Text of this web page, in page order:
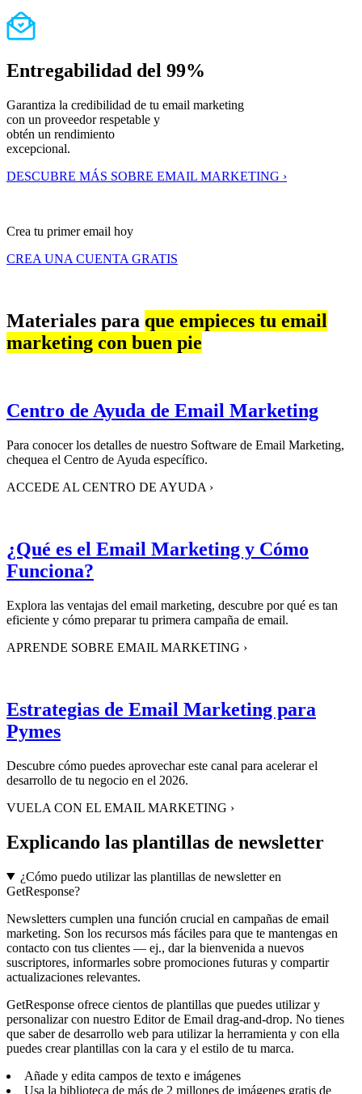
Entregabilidad del 99%
Garantiza la credibilidad de tu email marketing
con un proveedor respetable y
obtén un rendimiento
excepcional.
DESCUBRE MÁS SOBRE EMAIL MARKETING ›
Crea tu primer email hoy
CREA UNA CUENTA GRATIS
Materiales para que empieces tu email
marketing con buen pie
Centro de Ayuda de Email Marketing
Para conocer los detalles de nuestro Software de Email Marketing,
chequea el Centro de Ayuda específico.
ACCEDE AL CENTRO DE AYUDA ›
¿Qué es el Email Marketing y Cómo
Funciona?
Explora las ventajas del email marketing, descubre por qué es tan
eficiente y cómo preparar tu primera campaña de email.
APRENDE SOBRE EMAIL MARKETING ›
Estrategias de Email Marketing para
Pymes
Descubre cómo puedes aprovechar este canal para acelerar el
desarrollo de tu negocio en el 2026.
VUELA CON EL EMAIL MARKETING ›
Explicando las plantillas de newsletter
¿Cómo puedo utilizar las plantillas de newsletter en
GetResponse?
Newsletters cumplen una función crucial en campañas de email
marketing. Son los recursos más fáciles para que te mantengas en
contacto con tus clientes — ej., dar la bienvenida a nuevos
suscriptores, informarles sobre promociones futuras y compartir
actualizaciones relevantes.
GetResponse ofrece cientos de plantillas que puedes utilizar y
personalizar con nuestro Editor de Email drag-and-drop. No tienes
que saber de desarrollo web para utilizar la herramienta y con ella
puedes crear plantillas con la cara y el estilo de tu marca.
Añade y edita campos de texto e imágenes
Usa la biblioteca de más de 2 millones de imágenes gratis de